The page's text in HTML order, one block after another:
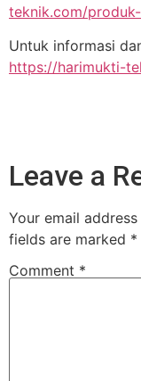
teknik.com/
Untuk informasi
https://harimukti-
Leave a
Your email
fields are marked *
Comment *